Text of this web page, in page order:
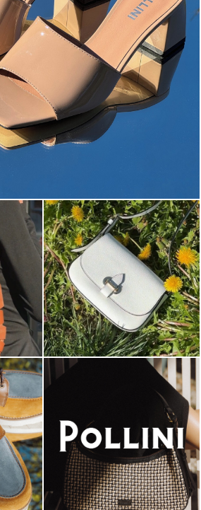
and sandals are now on sale. ...